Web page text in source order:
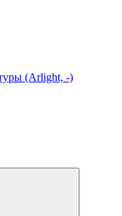
(Arlight, -)